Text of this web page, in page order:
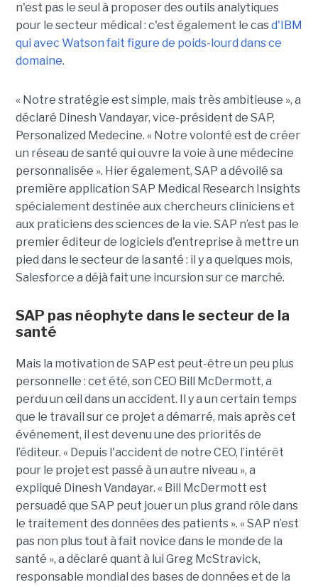
n'est pas le seul à proposer des outils analytiques
pour le secteur médical : c'est également le casd'IBM
qui avec Watson fait figure de poids-lourd dans ce
domaine.
« Notre stratégie est simple, mais très ambitieuse », a
déclaré Dinesh Vandayar, vice-président de SAP,
Personalized Medecine. « Notre volonté est de créer
un réseau de santé qui ouvre la voie à une médecine
personnalisée ». Hier également, SAP a dévoilé sa
première application SAP Medical Research Insights
spécialement destinée aux chercheurs cliniciens et
aux praticiens des sciences de la vie. SAP n’est pas le
premier éditeur de logiciels d'entreprise à mettre un
pied dans le secteur de la santé : il y a quelques mois,
Salesforce a déjà fait une incursion sur ce marché.
SAP pas néophyte dans le secteur de la
santé
Mais la motivation de SAP est peut-être un peu plus
personnelle : cet été, son CEO Bill McDermott, a
perdu un œil dans un accident. Il y a un certain temps
que le travail sur ce projet a démarré, mais après cet
événement, il est devenu une des priorités de
l’éditeur. « Depuis l'accident de notre CEO, l’intérêt
pour le projet est passé à un autre niveau », a
expliqué Dinesh Vandayar. « Bill McDermott est
persuadé que SAP peut jouer un plus grand rôle dans
le traitement des données des patients ». « SAP n’est
pas non plus tout à fait novice dans le monde de la
santé », a déclaré quant à lui Greg McStravick,
responsable mondial des bases de données et de la